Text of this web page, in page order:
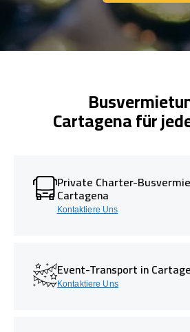
Cartagena für
Private Charter-
Cartagena
Kontaktiere Uns
Event-Transport in
Kontaktiere Uns